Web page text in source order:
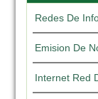
Redes De
Emision De
Internet Red